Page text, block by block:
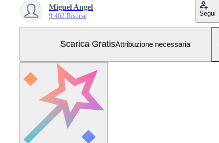
Miguel Angel
9.402 Risorse Segui
Scarica GratisAttribuzione necessaria